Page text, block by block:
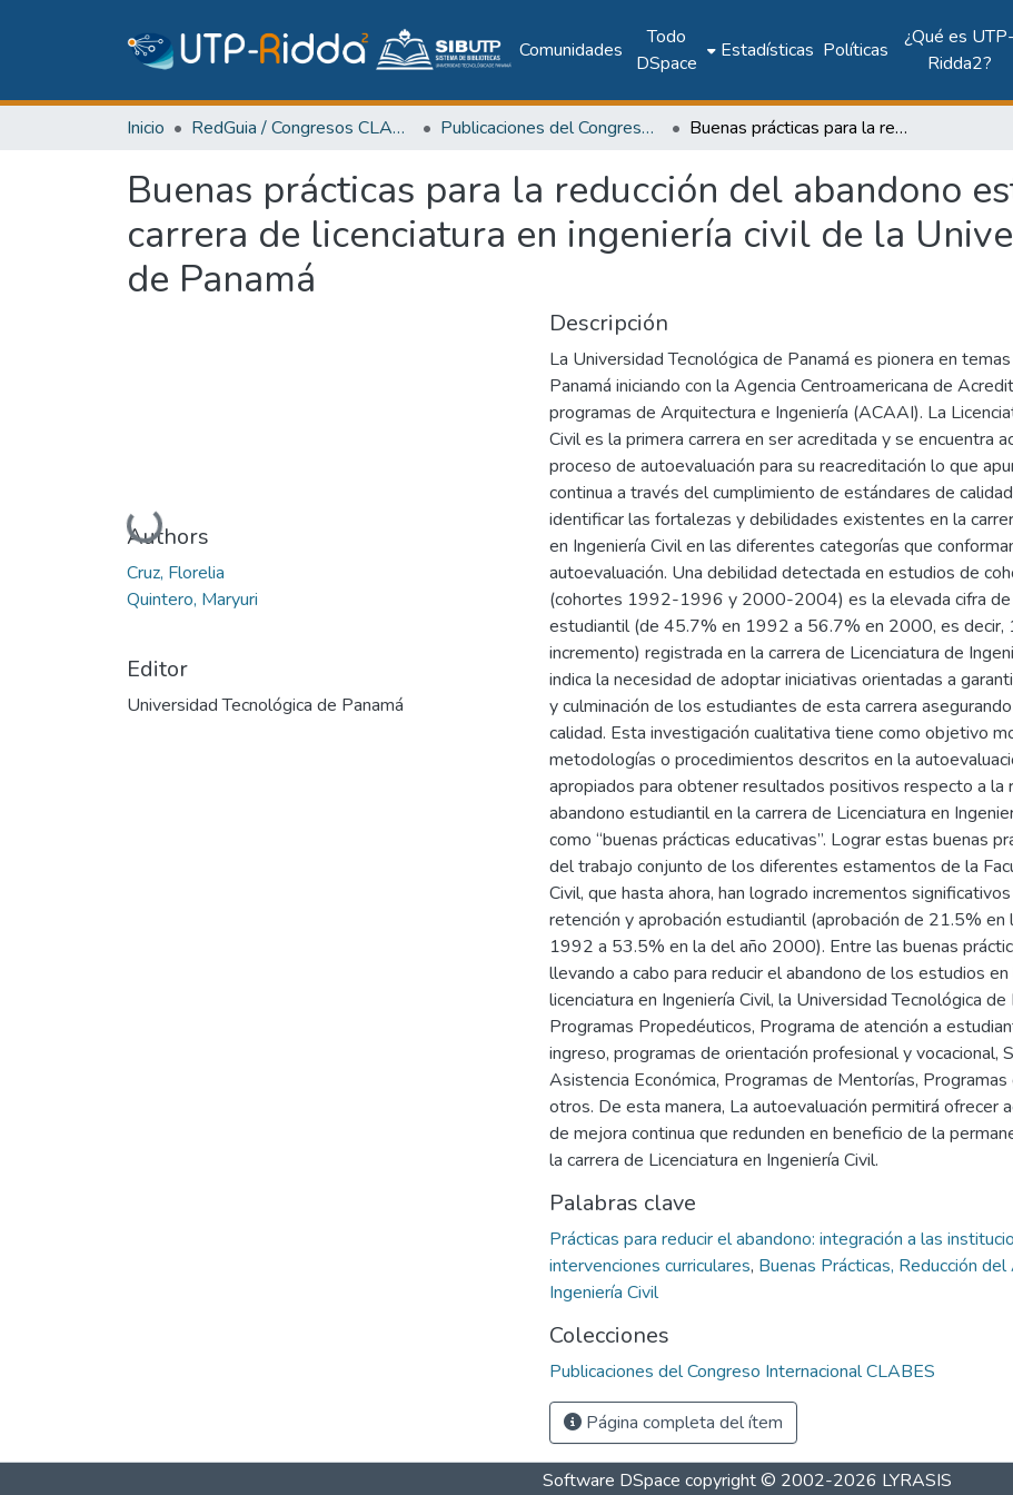
Comunidades
Todo
DSpace
Estadísticas Políticas
¿Qué es UTP-
Ridda2?
Inicio RedGuia / Congresos CLABES Publicaciones del Congreso Internacional CLABES Buenas prácticas para la reducción del abandono estudiantil en la carrera de licenciatura en ingeniería civil de la Universidad Tecnológica de Panamá
Buenas prácticas para la reducción del abandono
carrera de licenciatura en ingeniería civil de la
de Panamá
Cargando...
Authors
Cruz, Florelia
Quintero, Maryuri
Editor
Universidad Tecnológica de Panamá
Descripción
La Universidad Tecnológica de Panamá es pionera en
Panamá iniciando con la Agencia Centroamericana de
programas de Arquitectura e Ingeniería (ACAAI). La
Civil es la primera carrera en ser acreditada y se encuentra
proceso de autoevaluación para su reacreditación lo que
continua a través del cumplimiento de estándares de
identificar las fortalezas y debilidades existentes en la
en Ingeniería Civil en las diferentes categorías que
autoevaluación. Una debilidad detectada en estudios de
(cohortes 1992-1996 y 2000-2004) es la elevada cifra de
estudiantil (de 45.7% en 1992 a 56.7% en 2000, es decir,
incremento) registrada en la carrera de Licenciatura de
indica la necesidad de adoptar iniciativas orientadas a
y culminación de los estudiantes de esta carrera
calidad. Esta investigación cualitativa tiene como objetivo
metodologías o procedimientos descritos en la
apropiados para obtener resultados positivos respecto a la
abandono estudiantil en la carrera de Licenciatura en
como “buenas prácticas educativas”. Lograr estas buenas
del trabajo conjunto de los diferentes estamentos de la
Civil, que hasta ahora, han logrado incrementos
retención y aprobación estudiantil (aprobación de 21.5% en
1992 a 53.5% en la del año 2000). Entre las buenas
llevando a cabo para reducir el abandono de los estudios en
licenciatura en Ingeniería Civil, la Universidad Tecnológica de
Programas Propedéuticos, Programa de atención a
ingreso, programas de orientación profesional y vocacional,
Asistencia Económica, Programas de Mentorías, Programas
otros. De esta manera, La autoevaluación permitirá ofrecer
de mejora continua que redunden en beneficio de la
la carrera de Licenciatura en Ingeniería Civil.
Palabras clave
Prácticas para reducir el abandono: integración a las
intervenciones curriculares, Buenas Prácticas, Reducción del
Ingeniería Civil
Colecciones
Publicaciones del Congreso Internacional CLABES
Página completa del ítem
Software DSpace copyright © 2002-2026 LYRASIS